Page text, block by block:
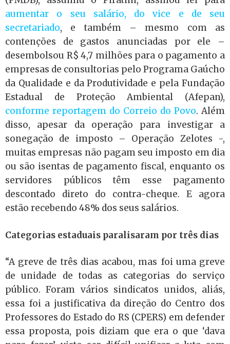
aumentar o seu salário, do vice e de seu
secretariado, e também – mesmo com as
contenções de gastos anunciadas por ele –
desembolsou R$ 4,7 milhões para o pagamento a
empresas de consultorias pelo Programa Gaúcho
da Qualidade e da Produtividade e pela Fundação
Estadual de Proteção Ambiental (Afepan),
conforme reportagem do Correio do Povo. Além
disso, apesar da operação para investigar a
sonegação de imposto – Operação Zelotes -,
muitas empresas não pagam seu imposto em dia
ou são isentas de pagamento fiscal, enquanto os
servidores públicos têm esse pagamento
descontado direto do contra-cheque. E agora
estão recebendo 48% dos seus salários.
Categorias estaduais paralisaram por três dias
“A greve de três dias acabou, mas foi uma greve
de unidade de todas as categorias do serviço
público. Foram vários sindicatos unidos, aliás,
essa foi a justificativa da direção do Centro dos
Professores do Estado do RS (CPERS) em defender
essa proposta, pois diziam que era o que ‘dava